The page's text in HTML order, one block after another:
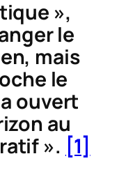
»,
le
mais
le
ouvert
au
». [1]